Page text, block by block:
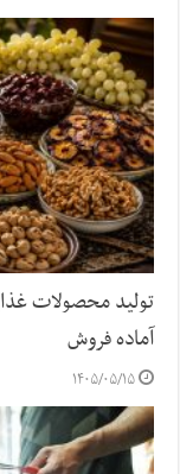
تولید محصولات
آماده فروش
۱۴۰۵/۰۵/۱۵